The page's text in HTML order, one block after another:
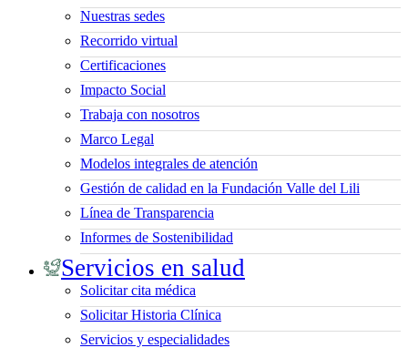
Nuestras sedes
Recorrido virtual
Certificaciones
Impacto Social
Trabaja con nosotros
Marco Legal
Modelos integrales de atención
Gestión de calidad en la Fundación Valle del Lili
Línea de Transparencia
Informes de Sostenibilidad
Servicios en salud
Solicitar cita médica
Solicitar Historia Clínica
Servicios y especialidades